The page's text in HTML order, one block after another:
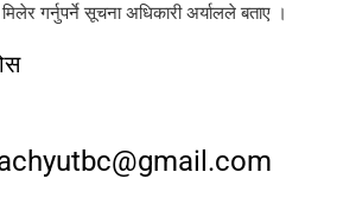
गर्नुपर्ने सूचना अधिकारी अर्यालले बताए ।